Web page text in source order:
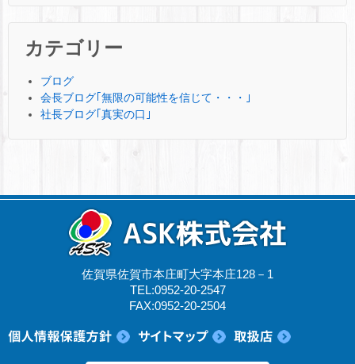
カテゴリー
ブログ
会長ブログ｢無限の可能性を信じて・・・｣
社長ブログ｢真実の口｣
佐賀県佐賀市本庄町大字本庄128－1
TEL:0952-20-2547
FAX:0952-20-2504